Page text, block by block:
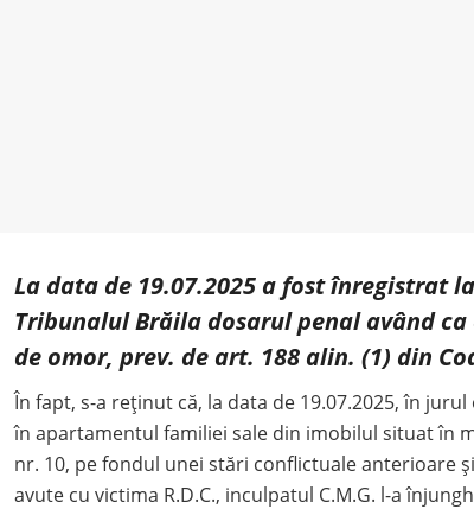
La data de 19.07.2025 a fost înregistrat
Tribunalul Brăila dosarul penal având
de omor, prev. de art. 188 alin. (1) din
În fapt, s-a reţinut că, la data de 19.07.2025, în jurul
în apartamentul familiei sale din imobilul situat în
nr. 10, pe fondul unei stări conflictuale anterioare
avute cu victima R.D.C., inculpatul C.M.G. l-a